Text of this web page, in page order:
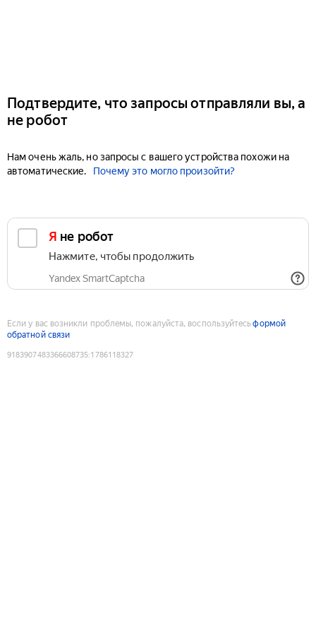
Подтвердите, что запросы отправляли вы, а
не робот
Нам очень жаль, но запросы с вашего устройства похожи на
автоматические.
Почему это могло произойти?
Я не робот
Нажмите, чтобы продолжить
Yandex SmartCaptcha
Если у вас возникли проблемы, пожалуйста, воспользуйтесьформой
обратной связи
9183907483366608735:1786118327